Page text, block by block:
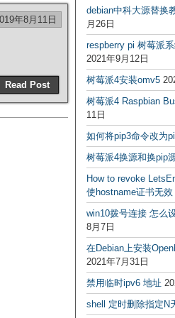
年8月11日
Read Post
debian中科大源替换
月26日
respberry pi 树莓派
2021年9月12日
树莓派4安装omv5
树莓派4 Raspbian
11日
如何将pip3命令改为
树莓派4换源和换pip
How to revoke
使hostname证书无效
win10拨号连接 怎么
8月7日
在Debian上安装
2021年7月31日
禁用临时ipv6 地址
shell 定时删除指定N